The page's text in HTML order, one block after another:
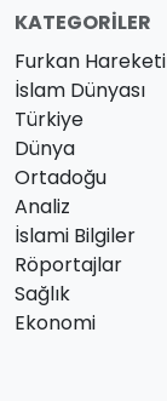
KATEGORILER
Furkan Hareketi
İslam Dünyası
Türkiye
Dünya
Ortadoğu
Analiz
İslami Bilgiler
Röportajlar
Sağlık
Ekonomi